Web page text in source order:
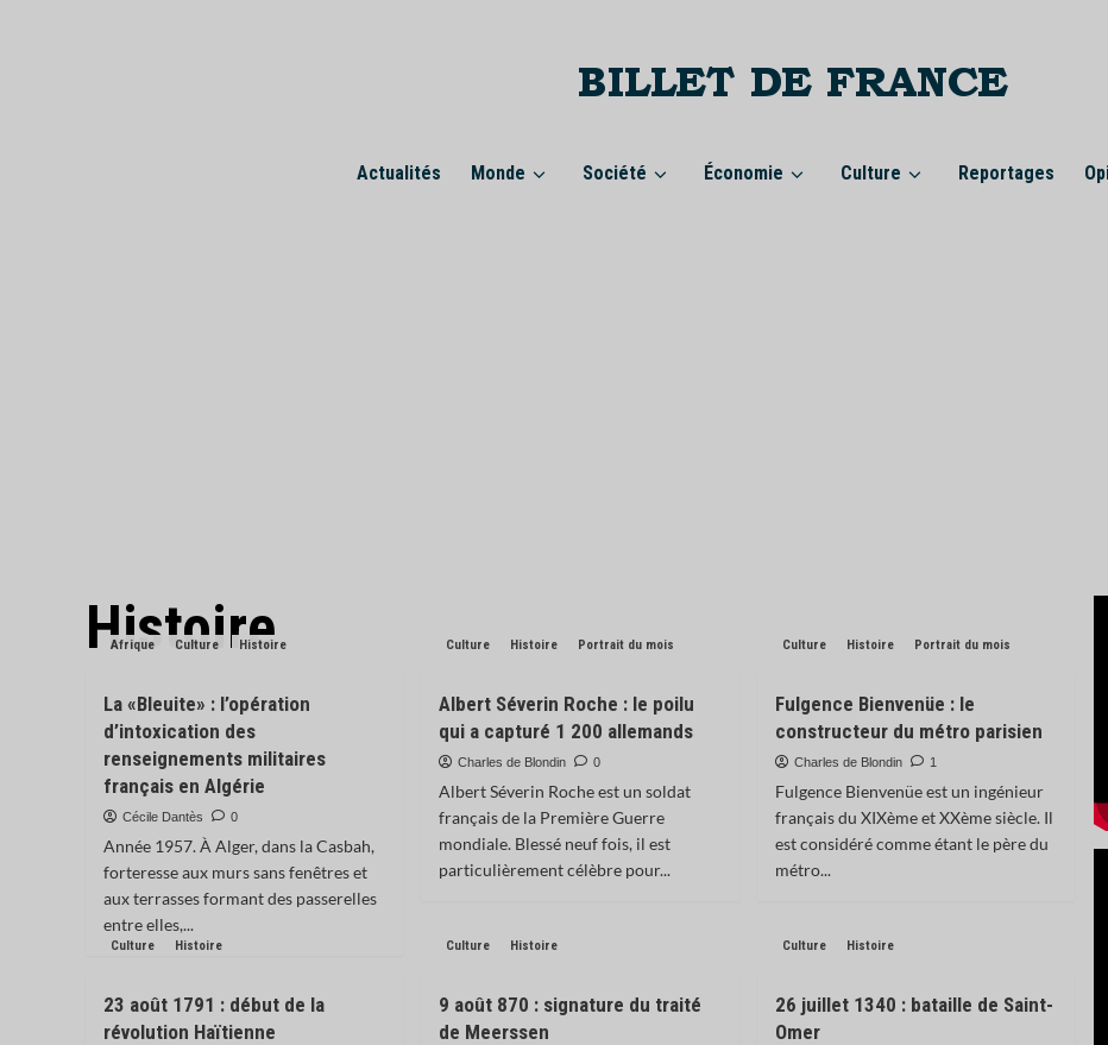
Actualités Monde Société Économie Culture Reportages
Histoire
Afrique Culture Histoire
La «Bleuite» : l’opération
d’intoxication des
renseignements militaires
français en Algérie
Cécile Dantès 0
Année 1957. À Alger, dans la Casbah,
forteresse aux murs sans fenêtres et
aux terrasses formant des passerelles
entre elles,...
Culture Histoire Portrait du mois
Albert Séverin Roche : le poilu
qui a capturé 1 200 allemands
Charles de Blondin 0
Albert Séverin Roche est un soldat
français de la Première Guerre
mondiale. Blessé neuf fois, il est
particulièrement célèbre pour...
Culture Histoire Portrait du mois
Fulgence Bienvenüe : le
constructeur du métro parisien
Charles de Blondin 1
Fulgence Bienvenüe est un ingénieur
français du XIXème et XXème siècle. Il
est considéré comme étant le père du
métro...
Culture Histoire
23 août 1791 : début de la
révolution Haïtienne
Culture Histoire
9 août 870 : signature du traité
de Meerssen
Culture Histoire
26 juillet 1340 : bataille de Saint-
Omer